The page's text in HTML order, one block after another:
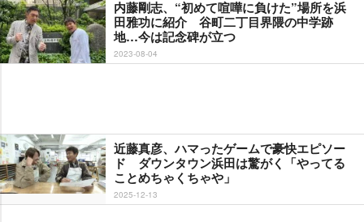
内藤剛志、“初めて喧嘩に負けた”場所を浜
田雅功に紹介 谷町二丁目界隈の中学跡
地…今は記念碑が立つ
2023-08-04
近藤真彦、ハマったゲームで豪快エピソー
ド ダウンタウン浜田は驚がく「やってる
ことめちゃくちゃや」
2025-12-13